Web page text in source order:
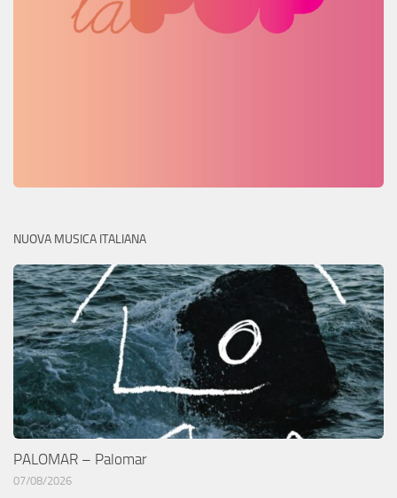
NUOVA MUSICA ITALIANA
PALOMAR – Palomar
07/08/2026